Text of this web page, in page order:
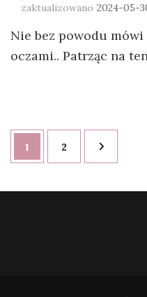
zaktualizowano 2024-05-
Nie bez powodu
oczami.. Patrząc na
1 2